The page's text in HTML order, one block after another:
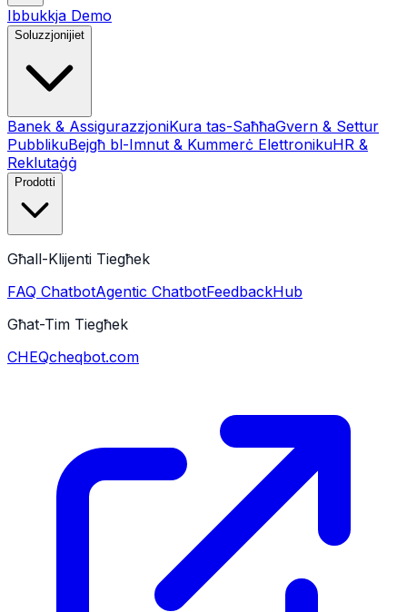
Ibbukkja Demo
Soluzzjonijiet
Banek & AssigurazzjoniKura tas-SaħħaGvern & Settur
PubblikuBejgħ bl-Imnut & Kummerċ ElettronikuHR &
Reklutaġġ
Prodotti
Għall-Klijenti Tiegħek
FAQ ChatbotAgentic ChatbotFeedbackHub
Għat-Tim Tiegħek
CHEQcheqbot.com